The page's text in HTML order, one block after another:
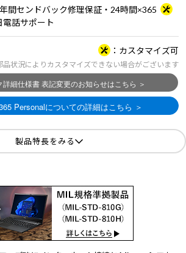
間センドバック修理保証・24時間×365
電話サポート
カスタマイズ可
状況によりカスタマイズできない場合がございます
製品特長をみる